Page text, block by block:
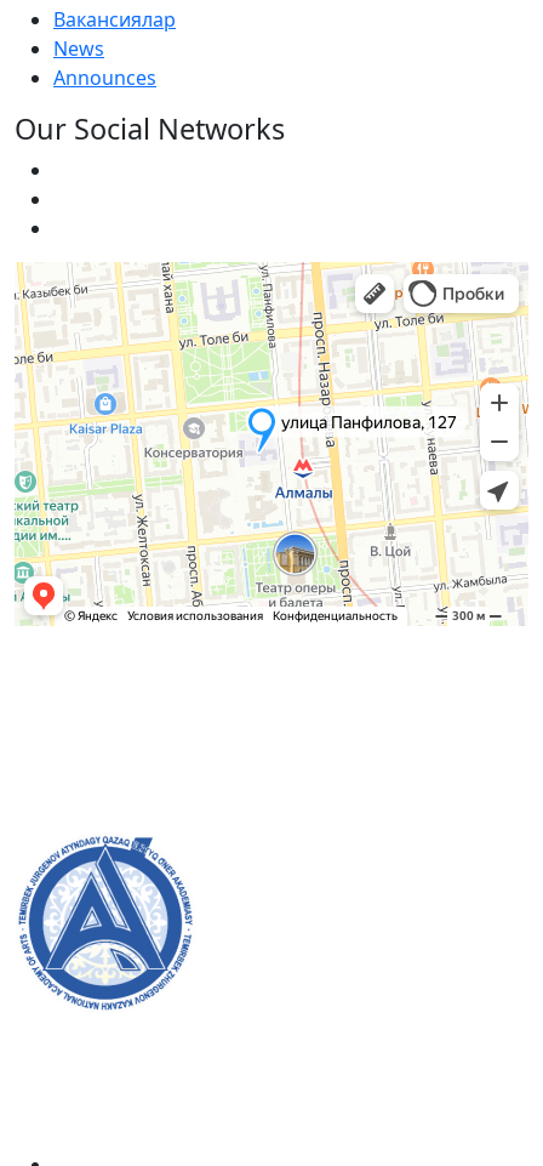
Вакансиялар
News
Announces
Our Social Networks